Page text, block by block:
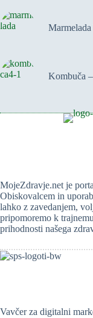
Kombuča
MojeZdravje.net je
Obiskovalcem in
lahko z zavedanjem,
pripomoremo k
prihodnosti našega
Vavčer za digitalni